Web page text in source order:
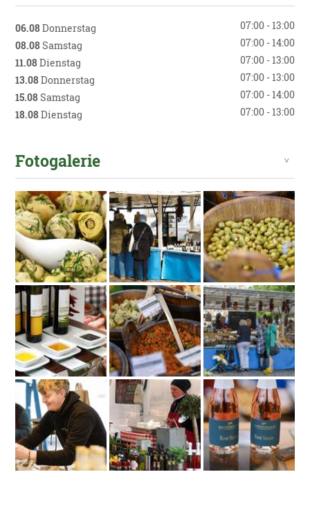
06.08Donnerstag
07:00 - 13:00
08.08Samstag
07:00 - 14:00
11.08Dienstag
07:00 - 13:00
13.08Donnerstag
07:00 - 13:00
15.08Samstag
07:00 - 14:00
18.08Dienstag 07:00 - 13:00
Fotogalerie